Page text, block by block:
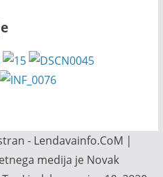
- Lendavainfo.CoM |
medija je Novak